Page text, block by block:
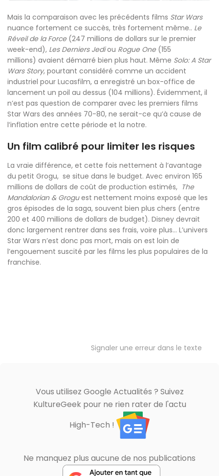
Mais la comparaison avec les précédents films Star Wars
nuance fortement ce succès, très fortement même.. Le
Réveil de la Force (247 millions de dollars sur le premier
week-end), Les Derniers Jediou Rogue One (155
millions) avaient démarré bien plus haut. Même Solo: A Star
Wars Story, pourtant considéré comme un accident
industriel pour Lucasfilm, a enregistré un box-office de
lancement un poil au dessus (104 millions). Évidemment, il
n’est pas question de comparer avec les premiers films
Star Wars des années 70-80, ne serait-ce qu’à cause de
l’inflation entre cette période et la notre.
Un film calibré pour limiter les risques
La vraie différence, et cette fois nettement à l’avantage
du petit Grogu, se situe dans le budget. Avec environ 165
millions de dollars de coût de production estimés, The
Mandalorian & Groguest nettement moins exposé que les
gros épisodes de la saga, souvent bien plus chers (entre
200 et 400 millions de dollars de budget). Disney devrait
donc largement rentrer dans ses frais, voire plus… L’univers
Star Wars n’est donc pas mort, mais on est loin de
l’engouement suscité par les films les plus populaires de la
franchise.
Signaler une erreur dans le texte
Vous utilisez Google Actualités ? Suivez
KultureGeek pour ne rien rater de l'actu
High-Tech !
Ne manquez plus aucune de nos publications